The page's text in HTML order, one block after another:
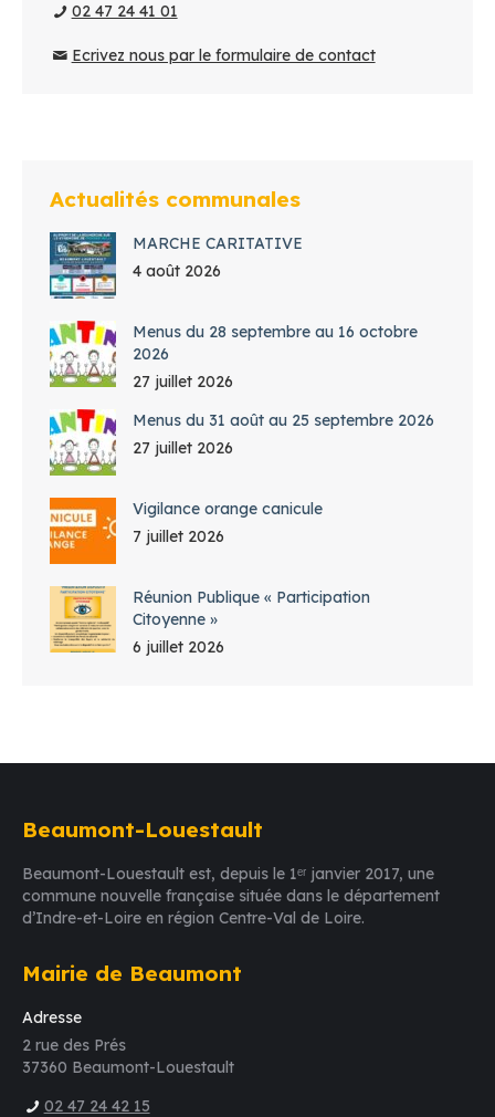
02 47 24 41 01
Ecrivez nous par le formulaire de contact
Actualités communales
MARCHE CARITATIVE
4 août 2026
Menus du 28 septembre au 16 octobre
2026
27 juillet 2026
Menus du 31 août au 25 septembre 2026
27 juillet 2026
Vigilance orange canicule
7 juillet 2026
Réunion Publique « Participation
Citoyenne »
6 juillet 2026
Beaumont-Louestault
Beaumont-Louestault est, depuis le 1ᵉʳ janvier 2017, une
commune nouvelle française située dans le département
d’Indre-et-Loire en région Centre-Val de Loire.
Mairie de Beaumont
Adresse
2 rue des Prés
37360 Beaumont-Louestault
02 47 24 42 15